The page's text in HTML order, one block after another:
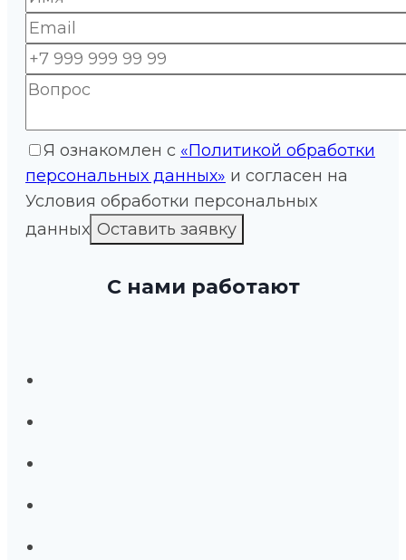
Я ознакомлен с «Политикой обработки
персональных данных» и согласен на
Условия обработки персональных
данных
С нами работают